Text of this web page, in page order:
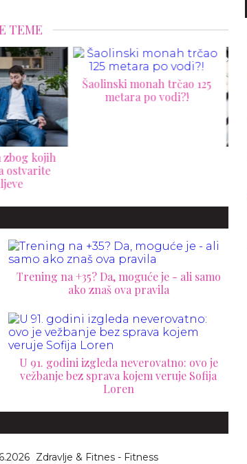
TEME
trčao 125
vodi?!
Trening na +35? Da, moguće je - ali samo
ako znaš ova pravila
U 91. godini izgleda neverovatno: ovo je
vežbanje bez sprava kojem veruje Sofija
Loren
Zdravlje & Fitnes - Fitness